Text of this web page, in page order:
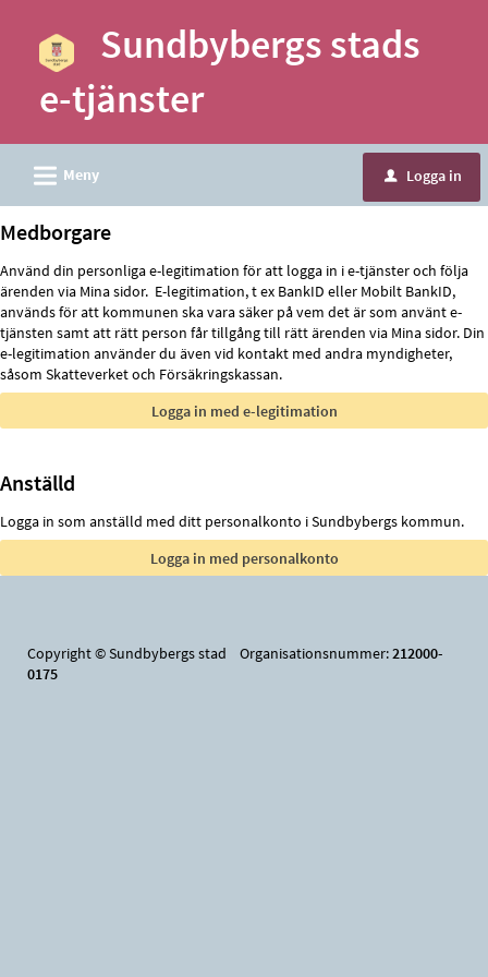
tjänster
Sundbybergs
Sundbybergs stads
e-tjänster
L Meny u Logga in
Medborgare
Använd din personliga e-legitimation för att logga in i e-tjänster och följa
ärenden via Mina sidor. E-legitimation, t ex BankID eller Mobilt BankID,
används för att kommunen ska vara säker på vem det är som använt e-
tjänsten samt att rätt person får tillgång till rätt ärenden via Mina sidor. Din
e-legitimation använder du även vid kontakt med andra myndigheter,
såsom Skatteverket och Försäkringskassan.
Anställd
Logga in som anställd med ditt personalkonto i Sundbybergs kommun.
Copyright © Sundbybergs stad Organisationsnummer:212000-
0175